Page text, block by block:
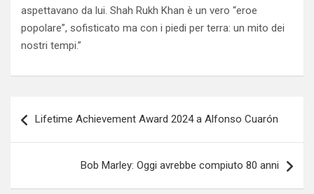
aspettavano da lui. Shah Rukh Khan è un vero “eroe
popolare”, sofisticato ma con i piedi per terra: un mito dei
nostri tempi.”
articoli
Lifetime Achievement Award 2024 a Alfonso Cuarón
Bob Marley: Oggi avrebbe compiuto 80 anni